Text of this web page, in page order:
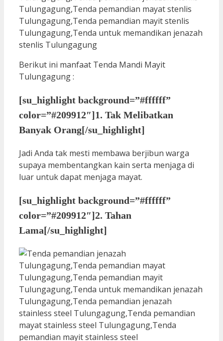
Berikut ini manfaat Tenda Mandi Mayit
Tulungagung :
[su_highlight background=”#ffffff”
color=”#209912″]1. Tak Melibatkan
Banyak Orang[/su_highlight]
Jadi Anda tak mesti membawa berjibun warga
supaya membentangkan kain serta menjaga di
luar untuk dapat menjaga mayat.
[su_highlight background=”#ffffff”
color=”#209912″]2. Tahan
Lama[/su_highlight]